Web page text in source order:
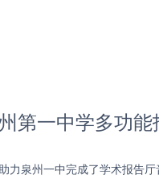
一中学多功能
泉州一中完成了学术报告厅